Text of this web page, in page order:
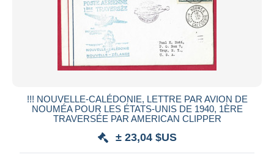
!!! NOUVELLE-CALÉDONIE, LETTRE PAR AVION DE
NOUMÉA POUR LES ÉTATS-UNIS DE 1940, 1ÈRE
TRAVERSÉE PAR AMERICAN CLIPPER
± 23,04 $US